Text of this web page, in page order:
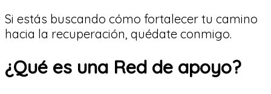
Si estás buscando cómo fortalecer tu camino
hacia la recuperación, quédate conmigo.
¿Qué es una Red de apoyo?